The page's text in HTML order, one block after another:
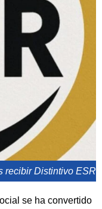
recibir Distintivo ESR
se ha convertido